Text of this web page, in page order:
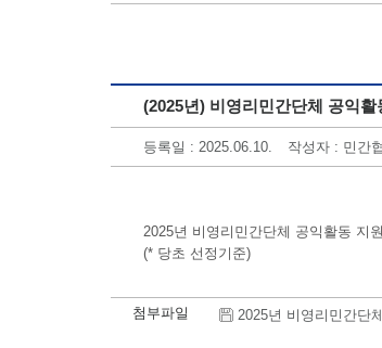
(2025년) 비영리민간단체 공익
등록일 : 2025.06.10. 작성자 : 민간
2025년 비영리민간단체 공익활동 지
(* 당초 선정기준)
첨부파일 2025년 비영리민간단